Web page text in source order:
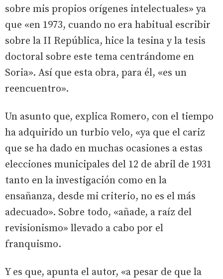
sobre mis propios orígenes intelectuales» ya
que «en 1973, cuando no era habitual escribir
sobre la II República, hice la tesina y la tesis
doctoral sobre este tema centrándome en
Soria». Así que esta obra, para él, «es un
reencuentro».
Un asunto que, explica Romero, con el tiempo
ha adquirido un turbio velo, «ya que el cariz
que se ha dado en muchas ocasiones a estas
elecciones municipales del 12 de abril de 1931
tanto en la investigación como en la
ensañanza, desde mi criterio, no es el más
adecuado». Sobre todo, «añade, a raíz del
revisionismo» llevado a cabo por el
franquismo.
Y es que, apunta el autor, «a pesar de que la